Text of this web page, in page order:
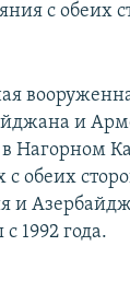
с обеих
и
в Нагорном
обеих
и
1992 года.